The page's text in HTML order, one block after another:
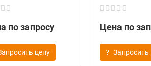
по запросу
цену
Цена по
Запросить